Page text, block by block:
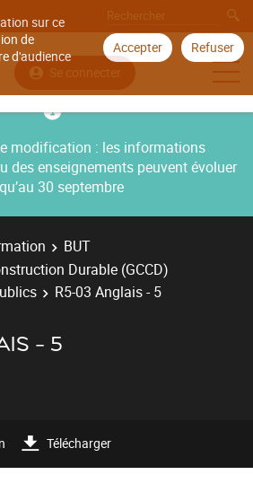
sur ce
de
d'audience
Accepter Refuser
Se connecter
modification : les informations
des enseignements peuvent évoluer
30 septembre
BUT
Durable (GCCD)
R5-03 Anglais - 5
- 5
Télécharger